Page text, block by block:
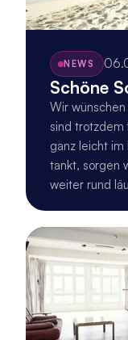
NEWS
Schöne
Wir
sind trotzdem
ganz leicht im
tankt, sorgen
weiter rund